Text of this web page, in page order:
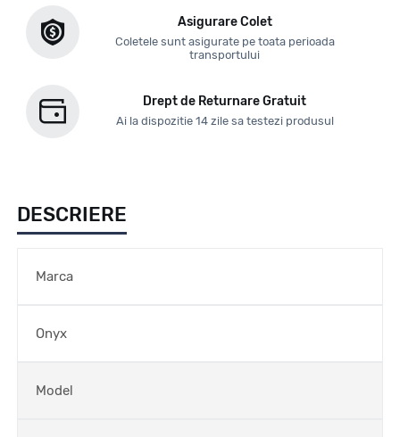
Asigurare Colet
Coletele sunt asigurate pe toata perioada
transportului
Drept de Returnare Gratuit
Ai la dispozitie 14 zile sa testezi produsul
DESCRIERE
Marca
Onyx
Model